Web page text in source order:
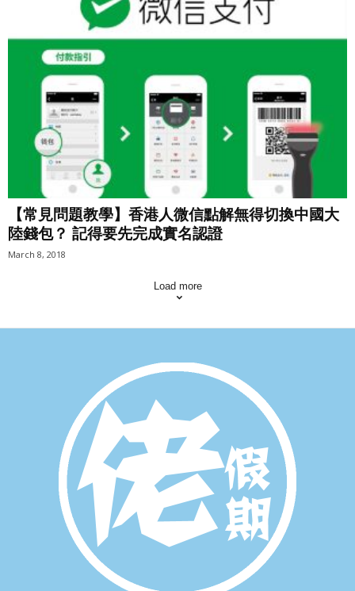
【常見問題教學】香港人微信點解無得切換中國大
陸錢包？ 記得要先完成實名認證
March 8, 2018
Load more